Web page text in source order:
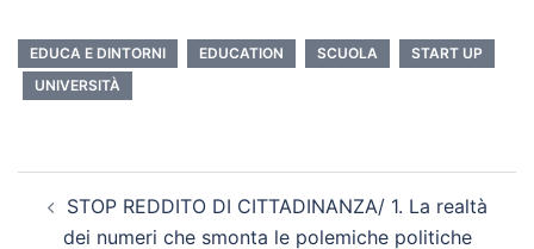
EDUCA E DINTORNI EDUCATION SCUOLA
START UP
UNIVERSITÀ
STOP REDDITO DI CITTADINANZA/ 1. La realtà
dei numeri che smonta le polemiche politiche